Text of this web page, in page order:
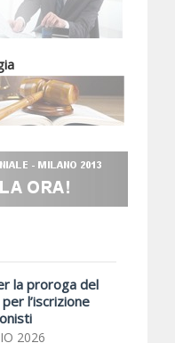
la proroga del
l’iscrizione
2026